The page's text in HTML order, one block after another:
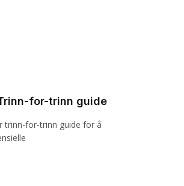
for-trinn guide
trinn-for-trinn guide for å